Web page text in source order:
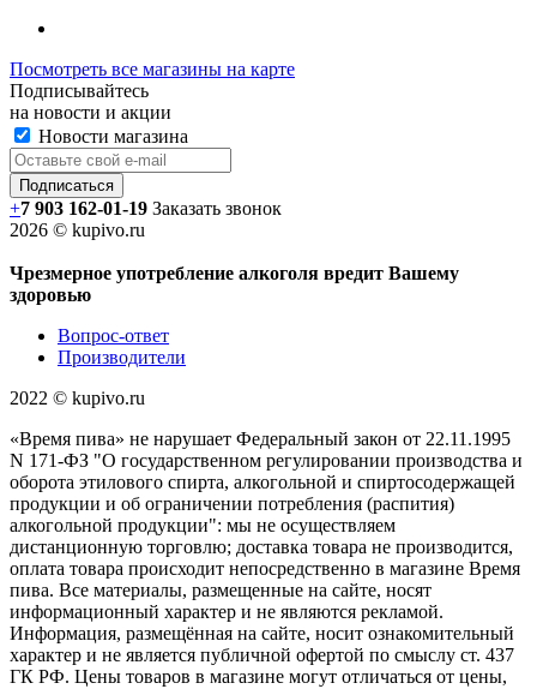
Посмотреть все магазины на карте
Подписывайтесь
на новости и акции
Новости магазина
+7 903 162-01-19 Заказать звонок
2026 © kupivo.ru
Чрезмерное употребление алкоголя вредит Вашему
здоровью
Вопрос-ответ
Производители
2022 ©️ kupivo.ru
«Время пива» не нарушает Федеральный закон от 22.11.1995
N 171-ФЗ "О государственном регулировании производства и
оборота этилового спирта, алкогольной и спиртосодержащей
продукции и об ограничении потребления (распития)
алкогольной продукции": мы не осуществляем
дистанционную торговлю; доставка товара не производится,
оплата товара происходит непосредственно в магазине Время
пива. Все материалы, размещенные на сайте, носят
информационный характер и не являются рекламой.
Информация, размещённая на сайте, носит ознакомительный
характер и не является публичной офертой по смыслу ст. 437
ГК РФ. Цены товаров в магазине могут отличаться от цены,